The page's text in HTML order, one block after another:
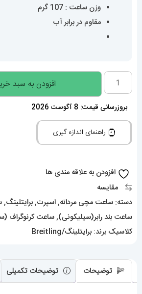
وزن ساعت : 107 گرم
مقاوم در برابر آب
ساعت
مچی
مردانه
برایتلینگ
BREITLING
01342
افزودن به سبد
بروزرسانی قیمت: 8 آگوست 2026
راهنمای اندازه گیری
افزودن به علاقه مندی ها
مقایسه
دسته: ساعت مچی مردانه,اسپرت,برایتلینگ,
ساعت بند رابر(سیلیکونی),ساعت کرنوگراف
کلاسیک برند: برایتلینگ/Breitling
توضیحات توضیحات تکمیلی